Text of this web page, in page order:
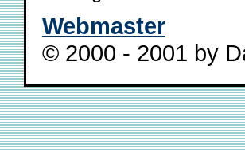
Webmaster
© 2000 - 2001 by